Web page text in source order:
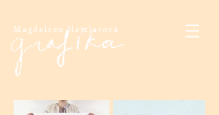
Magdalena Hejzlarová